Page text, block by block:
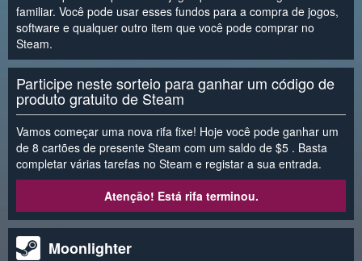
familiar. Você pode usar esses fundos para a compra de jogos,
software e qualquer outro item que você pode comprar no
Steam.
Participe neste sorteio para ganhar um código de
produto gratuito de Steam
Vamos começar uma nova rifa fixe! Hoje você pode ganhar um
de 8 cartões de presente Steam com um saldo de $5 . Basta
completar várias tarefas no Steam e registar a sua entrada.
Atenção! Está rifa terminou.
Moonlighter